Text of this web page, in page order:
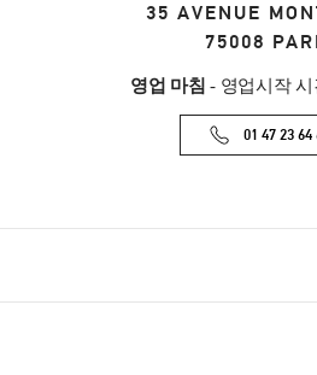
35 AVENUE
75008
영업 마침 - 영업시작 시
01 47 23 64